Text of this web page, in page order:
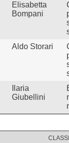
Elisabetta
Bompani
Aldo Storari
Ilaria
Giubellini